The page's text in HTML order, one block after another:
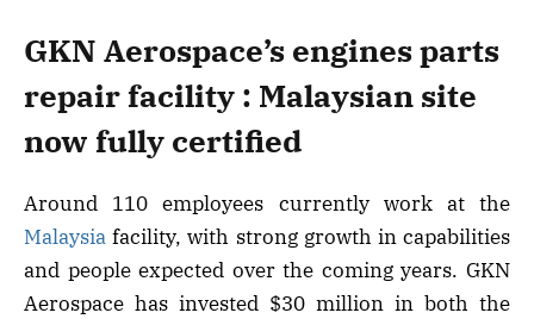
GKN Aerospace’s engines parts
repair facility : Malaysian site
now fully certified
Around 110 employees currently work at the
Malaysia facility, with strong growth in capabilities
and people expected over the coming years. GKN
Aerospace has invested $30 million in both the